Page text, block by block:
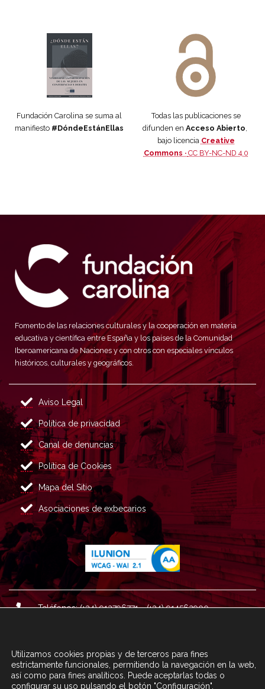
Fundación Carolina se suma al
manifiesto #DóndeEstánEllas
Todas las publicaciones se
difunden en Acceso Abierto
bajo licencia Creative
Commons · CC BY-NC-ND 4.0
Fomento de las relaciones culturales y la cooperación en materia
educativa y científica entre España y los países de la Comunidad
Iberoamericana de Naciones y con otros con especiales vínculos
históricos, culturales y geográficos.
Aviso Legal
Política de privacidad
Canal de denuncias
Política de Cookies
Mapa del Sitio
Asociaciones de exbecarios
Teléfonos: (+34) 913796771 - (+34) 914562900
Correo : informacion@fundacioncarolina.es
Utilizamos cookies propias y de terceros para fines
estrictamente funcionales, permitiendo la navegación en la web,
así como para fines analíticos. Puede aceptarlas todas o
configurar su uso pulsando el botón "Configuración".